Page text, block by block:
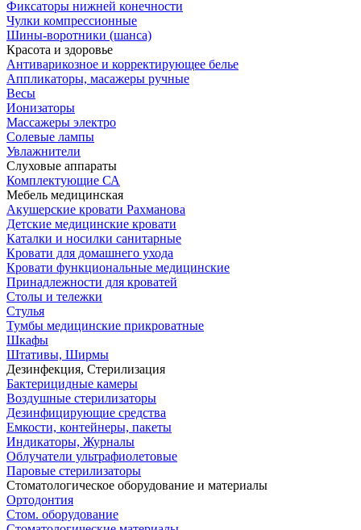
Фиксаторы нижней конечности
Чулки компрессионные
Шины-воротники (шанса)
Красота и здоровье
Антиварикозное и корректирующее белье
Аппликаторы, масажеры ручные
Весы
Ионизаторы
Массажеры электро
Солевые лампы
Увлажнители
Слуховые аппараты
Комплектующие СА
Мебель медицинская
Акушерские кровати Рахманова
Детские медицинские кровати
Каталки и носилки санитарные
Кровати для домашнего ухода
Кровати функциональные медицинские
Принадлежности для кроватей
Столы и тележки
Стулья
Тумбы медицинские прикроватные
Шкафы
Штативы, Ширмы
Дезинфекция, Стерилизация
Бактерицидные камеры
Воздушные стерилизаторы
Дезинфицирующие средства
Емкости, контейнеры, пакеты
Индикаторы, Журналы
Облучатели ультрафиолетовые
Паровые стерилизаторы
Стоматологическое оборудование и материалы
Ортодонтия
Стом. оборудование